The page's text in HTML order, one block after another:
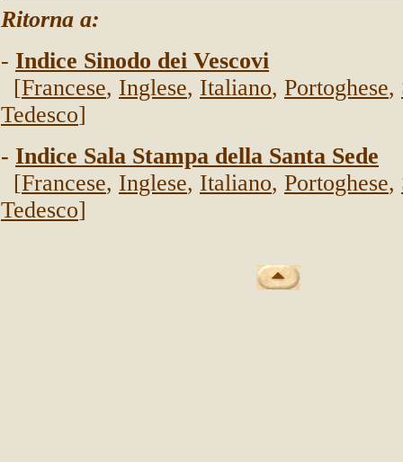
Ritorna a:
- Indice Sinodo dei Vescovi
[Francese, Inglese, Italiano, Portoghese,
Tedesco]
- Indice Sala Stampa della Santa Sede
[Francese, Inglese, Italiano, Portoghese,
Tedesco]